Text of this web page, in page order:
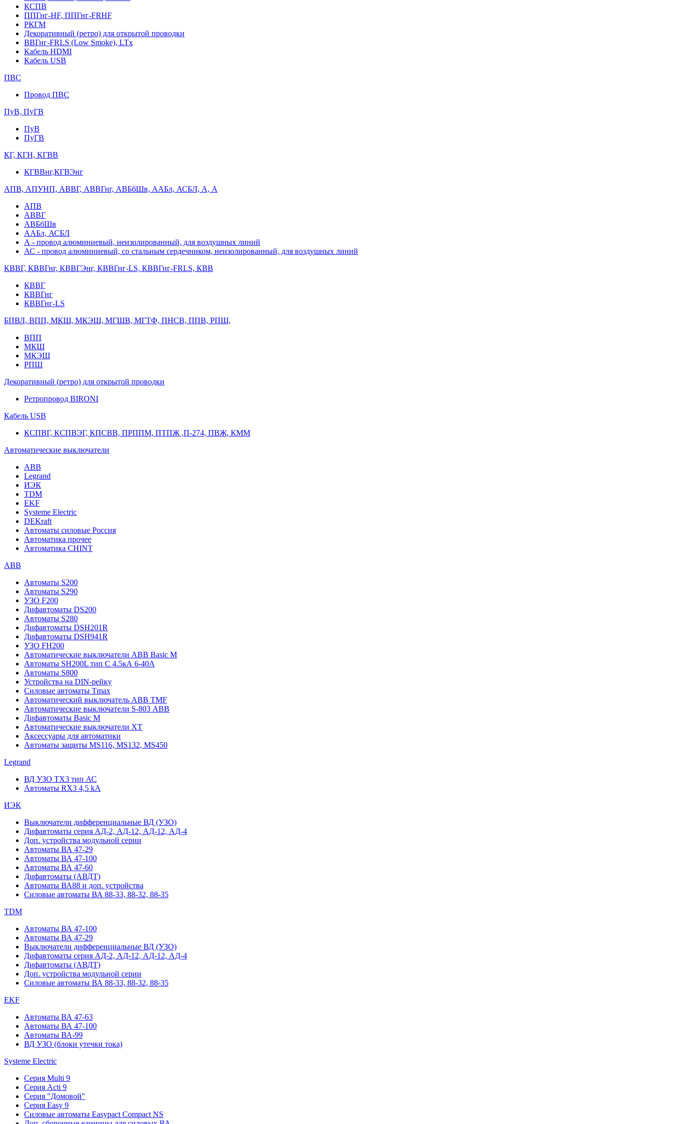
КСПВ
ППГнг-HF, ППГнг-FRHF
РКГМ
Декоративный (ретро) для открытой проводки
ВВГнг-FRLS (Low Smoke), LTx
Кабель HDMI
Кабель USB
ПВС
Провод ПВС
ПуВ, ПуГВ
ПуВ
ПуГВ
КГ, КГН, КГВВ
КГВВнг,КГВЭнг
АПВ, АПУНП, АВВГ, АВВГнг, АВБбШв, ААБл, АСБЛ, А, А
АПВ
АВВГ
АВБбШв
ААБл, АСБЛ
А - провод алюминиевый, неизолированный, для воздушных линий
АС - провод алюминиевый, со стальным сердечником, неизолированный, для воздушных линий
КВВГ, КВВГнг, КВВГЭнг, КВВГнг-LS, КВВГнг-FRLS, КВВ
КВВГ
КВВГнг
КВВГнг-LS
БПВЛ, ВПП, МКШ, МКЭШ, МГШВ, МГТФ, ПНСВ, ППВ, РПШ,
ВПП
МКШ
МКЭШ
РПШ
Декоративный (ретро) для открытой проводки
Ретропровод BIRONI
Кабель USB
КСПВГ, КСПВЭГ, КПСВВ, ПРППМ, ПТПЖ ,П-274, ПВЖ, КММ
Автоматические выключатели
ABB
Legrand
ИЭК
TDM
EKF
Systeme Electric
DEKraft
Автоматы силовые Россия
Автоматика прочее
Автоматика CHINT
ABB
Автоматы S200
Автоматы S290
УЗО F200
Дифавтоматы DS200
Автоматы S280
Дифавтоматы DSH201R
Дифавтоматы DSH941R
УЗО FH200
Автоматические выключатели ABB Basic M
Автоматы SH200L тип С 4.5кА 6-40А
Автоматы S800
Устройства на DIN-рейку
Силовые автоматы Tmax
Автоматический выключатель ABB TMF
Автоматические выключатели S-803 АВВ
Дифавтоматы Basic M
Автоматические выключатели XT
Аксессуары для автоматики
Автоматы защиты MS116, MS132, MS450
Legrand
ВД УЗО TX3 тип АС
Автоматы RX3 4,5 kA
ИЭК
Выключатели дифференциальные ВД (УЗО)
Дифавтоматы серия АД-2, АД-12, АД-12, АД-4
Доп. устройства модульной серии
Автоматы ВА 47-29
Автоматы ВА 47-100
Автоматы ВА 47-60
Дифавтоматы (АВДТ)
Автоматы ВА88 и доп. устройства
Силовые автоматы ВА 88-33, 88-32, 88-35
TDM
Автоматы ВА 47-100
Автоматы ВА 47-29
Выключатели дифференциальные ВД (УЗО)
Дифавтоматы серия АД-2, АД-12, АД-12, АД-4
Дифавтоматы (АВДТ)
Доп. устройства модульной серии
Силовые автоматы ВА 88-33, 88-32, 88-35
EKF
Автоматы ВА 47-63
Автоматы ВА 47-100
Автоматы ВА-99
ВД УЗО (блоки утечки тока)
Systeme Electric
Серия Multi 9
Серия Acti 9
Серия "Домовой"
Серия Easy 9
Силовые автоматы Easypact Compact NS